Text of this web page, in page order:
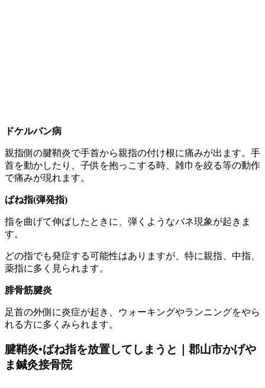
ドケルバン病
親指側の腱鞘炎で手首から親指の付け根に痛みが出ます。手
首を動かしたり、子供を抱っこする時、雑巾を絞る等の動作
で痛みが現れます。
ばね指(弾発指)
指を曲げて伸ばしたときに、弾くようなバネ現象が起きま
す。
どの指でも発症する可能性はありますが、特に親指、中指、
薬指に多く見られます。
腓骨筋腱炎
足首の外側に炎症が起き、ウォーキングやランニングをやら
れる方に多くみられます。
腱鞘炎•ばね指を放置してしまうと｜郡山市かげや
ま鍼灸接骨院